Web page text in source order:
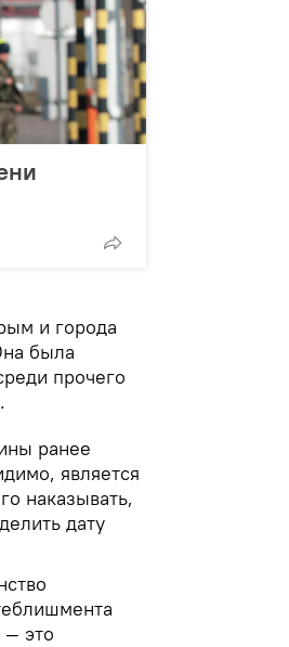
и города
была
прочего
ранее
является
наказывать,
дату
— это